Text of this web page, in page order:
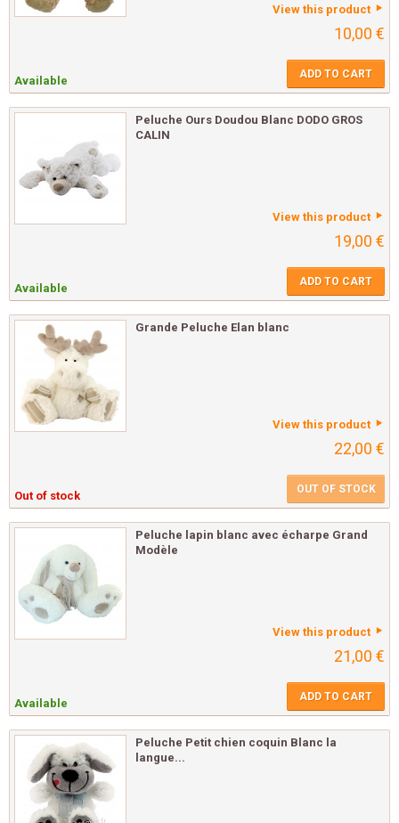
View this product
10,00 €
Available ADD TO CART
Peluche Ours Doudou Blanc DODO GROS
CALIN
View this product
19,00 €
Available ADD TO CART
Grande Peluche Elan blanc
View this product
22,00 €
Out of stock OUT OF STOCK
Peluche lapin blanc avec écharpe Grand
Modèle
View this product
21,00 €
Available ADD TO CART
Peluche Petit chien coquin Blanc la
langue...